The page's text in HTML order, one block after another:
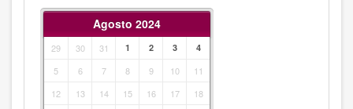
Agosto 2024
29 30 31 1 2 3 4
5 6 7 8 9 10
11
12
13 14 15 16 17
18